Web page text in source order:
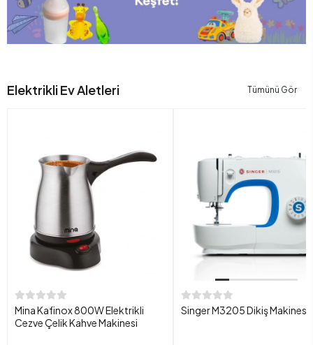
Elektrikli Ev Aletleri Tümünü Gör
Mina Kafinox 800W Elektrikli
Cezve Çelik Kahve Makinesi
Singer M3205 Dikiş Makinesi